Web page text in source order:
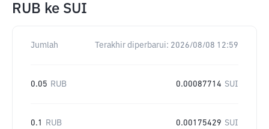
RUB ke SUI
Jumlah Terakhir diperbarui: 2026/08/08 12:59
0.05 RUB 0.00087714 SUI
0.1 RUB 0.00175429 SUI